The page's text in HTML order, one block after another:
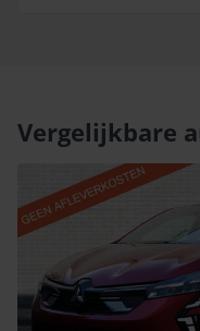
Vergelijkbare